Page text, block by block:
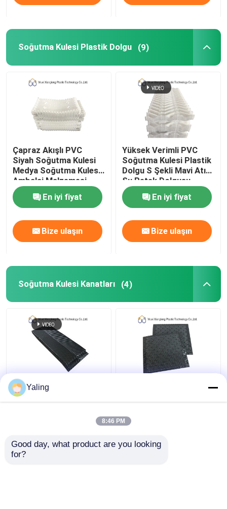
PVC sürüklenme giderici
Hava Giriş Panjuru
Soğutma Kulesi Nozulları
Kapalı soğutma kulesi
Soğutma Kulesi Plastik Dolgu (9)
Çapraz Akışlı PVC
Siyah Soğutma Kulesi
Medya Soğutma Kulesi
Ambalaj Malzemesi
En iyi fiyat
Bize ulaşın
Yüksek Verimli PVC
Soğutma Kulesi Plastik
Dolgu S Şekli Mavi Atık
Su Petek Dolgusu
En iyi fiyat
Bize ulaşın
Soğutma Kulesi Kanatları (4)
Karşı Akışlı Soğutma
Kulesi Kanatları
750mm Soğutma Kulesi
Doldurma Değişimi
Yaling
8:46 PM
Good day, what product are you looking
for?